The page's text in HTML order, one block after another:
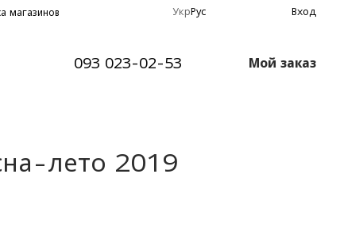
магазинов УкрРус Вход
093 023-02-53 Мой заказ
лето 2019